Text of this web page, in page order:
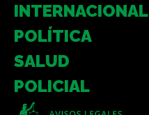
INTERNACIONAL
POLÍTICA
SALUD
POLICIAL